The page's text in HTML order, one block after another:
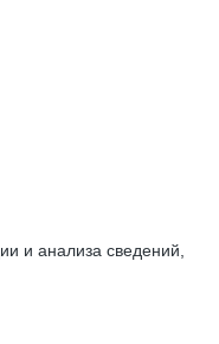
и анализа сведений,